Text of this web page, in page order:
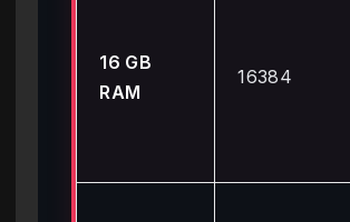
16 GB
RAM
16384